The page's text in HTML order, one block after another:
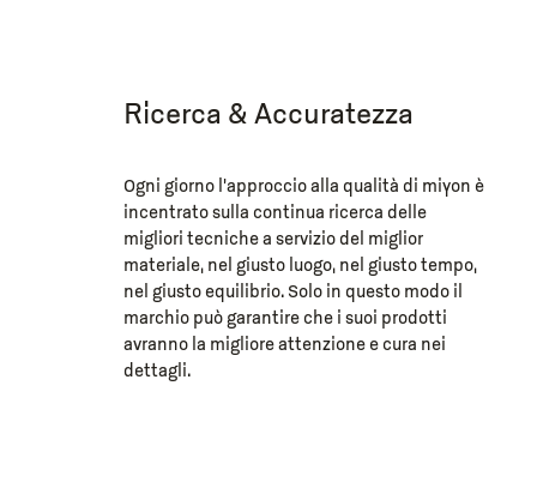
Ricerca & Accuratezza
Ogni giorno l’approccio alla qualità di miyon è
incentrato sulla continua ricerca delle
migliori tecniche a servizio del miglior
materiale, nel giusto luogo, nel giusto tempo,
nel giusto equilibrio. Solo in questo modo il
marchio può garantire che i suoi prodotti
avranno la migliore attenzione e cura nei
dettagli.